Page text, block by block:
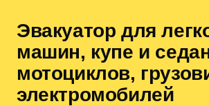
Эвакуатор для
машин, купе и
мотоциклов,
электромобилей